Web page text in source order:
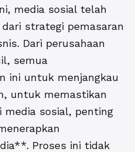
media sosial telah
strategi pemasaran
Dari perusahaan
semua
ini untuk menjangkau
untuk memastikan
media sosial, penting
Proses ini tidak